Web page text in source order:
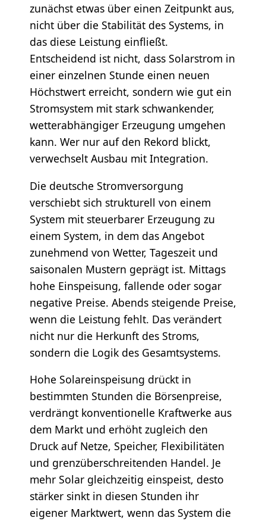
zunächst etwas über einen Zeitpunkt aus,
nicht über die Stabilität des Systems, in
das diese Leistung einfließt.
Entscheidend ist nicht, dass Solarstrom in
einer einzelnen Stunde einen neuen
Höchstwert erreicht, sondern wie gut ein
Stromsystem mit stark schwankender,
wetterabhängiger Erzeugung umgehen
kann. Wer nur auf den Rekord blickt,
verwechselt Ausbau mit Integration.
Die deutsche Stromversorgung
verschiebt sich strukturell von einem
System mit steuerbarer Erzeugung zu
einem System, in dem das Angebot
zunehmend von Wetter, Tageszeit und
saisonalen Mustern geprägt ist. Mittags
hohe Einspeisung, fallende oder sogar
negative Preise. Abends steigende Preise,
wenn die Leistung fehlt. Das verändert
nicht nur die Herkunft des Stroms,
sondern die Logik des Gesamtsystems.
Hohe Solareinspeisung drückt in
bestimmten Stunden die Börsenpreise,
verdrängt konventionelle Kraftwerke aus
dem Markt und erhöht zugleich den
Druck auf Netze, Speicher, Flexibilitäten
und grenzüberschreitenden Handel. Je
mehr Solar gleichzeitig einspeist, desto
stärker sinkt in diesen Stunden ihr
eigener Marktwert, wenn das System die